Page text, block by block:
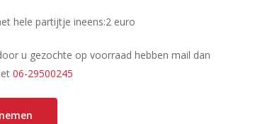
hele partijtje ineens:2 euro
u gezochte op voorraad hebben mail dan
06-29500245